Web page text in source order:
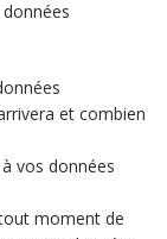
et combien
vos données
moment de